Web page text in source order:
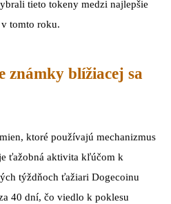
tieto tokeny medzi najlepšie
tomto roku.
známky blížiacej sa
ktoré používajú mechanizmus
ťažobná aktivita kľúčom k
týždňoch ťažiari Dogecoinu
40 dní, čo viedlo k poklesu